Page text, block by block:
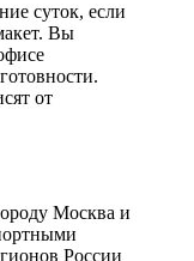
суток, если
Вы
от
Москва и
России